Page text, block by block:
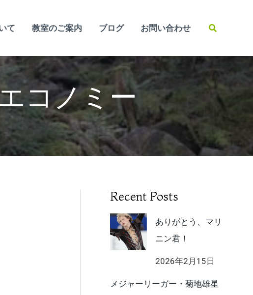
て 教室のご案内 ブログ お問い合わせ
検
コノミー
Recent Posts
ありがとう、マリ
ニン君！
2026年2月15日
メジャーリーガー・菊地雄星